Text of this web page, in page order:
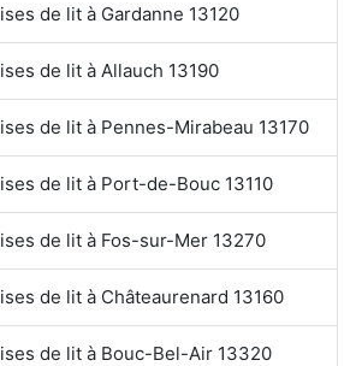
de lit à Gardanne 13120
de lit à Allauch 13190
de lit à Pennes-Mirabeau 13170
de lit à Port-de-Bouc 13110
de lit à Fos-sur-Mer 13270
de lit à Châteaurenard 13160
de lit à Bouc-Bel-Air 13320